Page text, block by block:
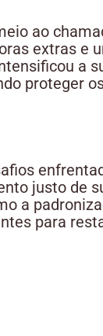
ao
extras e
a
proteger
justo de
a
para